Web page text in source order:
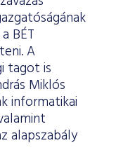
BÉT
A
tagot is
Miklós
informatikai
alapszabály